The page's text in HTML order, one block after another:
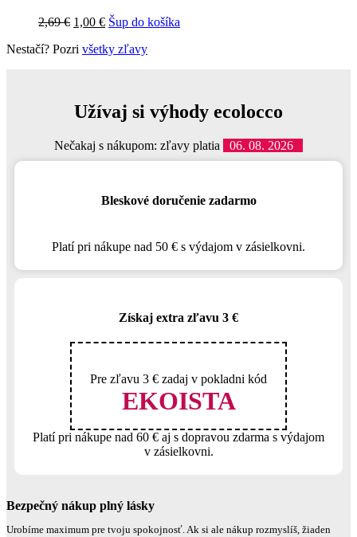
2,69€ 1,00 € Šup do košíka
Nestačí? Pozri všetky zľavy
Užívaj si výhody ecolocco
Nečakaj s nákupom: zľavy platia 06. 08. 2026
Bleskové doručenie zadarmo
Platí pri nákupe nad 50 € s výdajom v zásielkovni.
Získaj extra zľavu 3 €
Pre zľavu 3 € zadaj v pokladni kód
EKOISTA
Platí pri nákupe nad 60 € aj s dopravou zdarma s výdajom
v zásielkovni.
Bezpečný nákup plný lásky
Urobíme maximum pre tvoju spokojnosť. Ak si ale nákup rozmyslíš, žiaden